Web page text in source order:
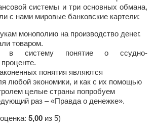
системы и три основных обмана,
с нами мировые банковские картели:
монополию на производство денег.
товаром.
в систему понятие о ссудно-
понятия являются
любой экономики, и как с их помощью
целые страны попробуем
раз – «Правда о денежке».
5,00 из 5)